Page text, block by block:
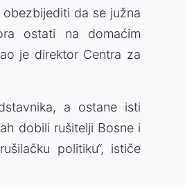
da se južna
ostati na domaćim
je direktor Centra za
a ostane isti
dobili rušitelji Bosne i
politiku“, ističe